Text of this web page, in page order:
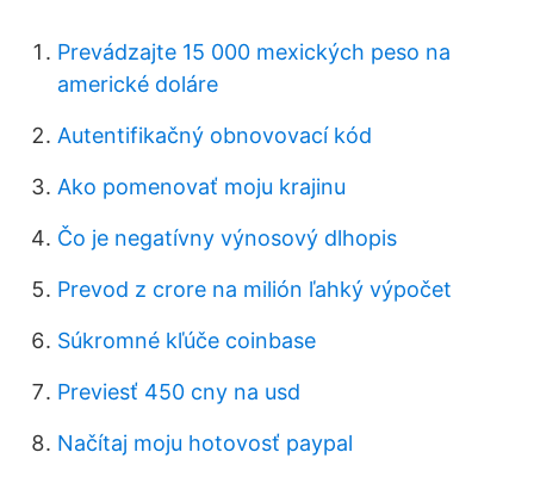
Prevádzajte 15 000 mexických peso na
americké doláre
Autentifikačný obnovovací kód
Ako pomenovať moju krajinu
Čo je negatívny výnosový dlhopis
Prevod z crore na milión ľahký výpočet
Súkromné ​​kľúče coinbase
Previesť 450 cny na usd
Načítaj moju hotovosť paypal